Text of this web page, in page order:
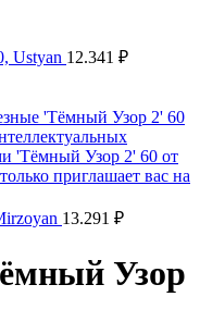
Ustyan 12.341 ₽
13.291 ₽
Узор